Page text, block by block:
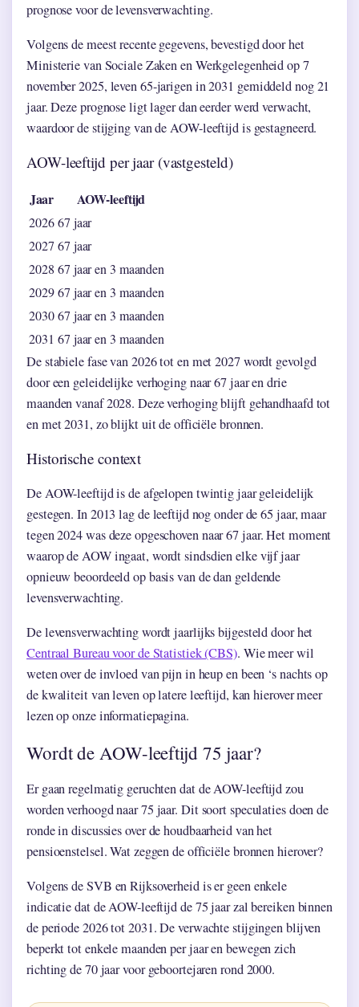
prognose voor de levensverwachting.
Volgens de meest recente gegevens, bevestigd door het
Ministerie van Sociale Zaken en Werkgelegenheid op 7
november 2025, leven 65-jarigen in 2031 gemiddeld nog 21
jaar. Deze prognose ligt lager dan eerder werd verwacht,
waardoor de stijging van de AOW-leeftijd is gestagneerd.
AOW-leeftijd per jaar (vastgesteld)
Jaar AOW-leeftijd
2026 67 jaar
2027 67 jaar
2028 67 jaar en 3 maanden
2029 67 jaar en 3 maanden
2030 67 jaar en 3 maanden
2031 67 jaar en 3 maanden
De stabiele fase van 2026 tot en met 2027 wordt gevolgd
door een geleidelijke verhoging naar 67 jaar en drie
maanden vanaf 2028. Deze verhoging blijft gehandhaafd tot
en met 2031, zo blijkt uit de officiële bronnen.
Historische context
De AOW-leeftijd is de afgelopen twintig jaar geleidelijk
gestegen. In 2013 lag de leeftijd nog onder de 65 jaar, maar
tegen 2024 was deze opgeschoven naar 67 jaar. Het moment
waarop de AOW ingaat, wordt sindsdien elke vijf jaar
opnieuw beoordeeld op basis van de dan geldende
levensverwachting.
De levensverwachting wordt jaarlijks bijgesteld door het
Centraal Bureau voor de Statistiek (CBS). Wie meer wil
weten over de invloed van pijn in heup en been ‘s nachts op
de kwaliteit van leven op latere leeftijd, kan hierover meer
lezen op onze informatiepagina.
Wordt de AOW-leeftijd 75 jaar?
Er gaan regelmatig geruchten dat de AOW-leeftijd zou
worden verhoogd naar 75 jaar. Dit soort speculaties doen de
ronde in discussies over de houdbaarheid van het
pensioenstelsel. Wat zeggen de officiële bronnen hierover?
Volgens de SVB en Rijksoverheid is er geen enkele
indicatie dat de AOW-leeftijd de 75 jaar zal bereiken binnen
de periode 2026 tot 2031. De verwachte stijgingen blijven
beperkt tot enkele maanden per jaar en bewegen zich
richting de 70 jaar voor geboortejaren rond 2000.